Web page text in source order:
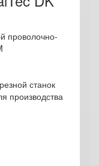
проволочно-
станок
производства